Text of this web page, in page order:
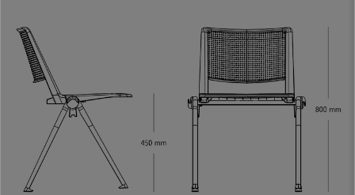
ergonómico, permite uma
utilização prolongada.
O encosto está fabricado em polipropileno, um material de
caracterizado pela sua alta resistência, fácil cuidadoe limpeza. Dispõe
de perfurações, para permitir uma ventilação ótima para dias de mais
calor. O assento está forrado em
pele sintética de qualidade.
Este modelo está disponível em diferentes acabamentos
possa elegir o que melhor se adapte ao seu gosto, ou necessidades
decorativas. Pode optar pele